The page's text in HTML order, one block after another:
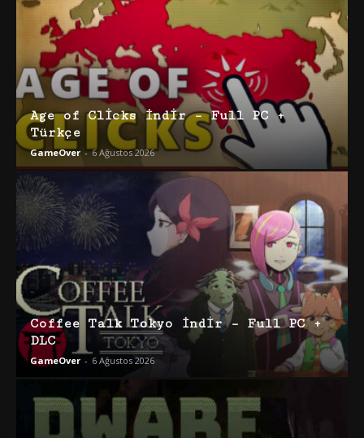
Age of Clicks İndir – Full PC +
Türkçe
GameOver - 6 Ağustos 2026
Coffee Talk Tokyo İndir – Full PC +
DLC
GameOver - 6 Ağustos 2026